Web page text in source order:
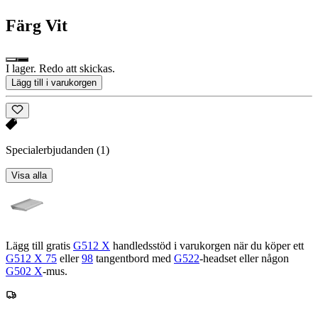
Färg Vit
I lager. Redo att skickas.
Lägg till i varukorgen
Specialerbjudanden (1)
Visa alla
Lägg till gratis G512 X handledsstöd i varukorgen när du köper ett
G512 X 75 eller98 tangentbord med G522-headset eller någon
G502 X-mus.